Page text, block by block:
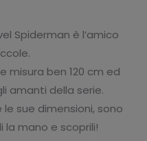
Spiderman è l’amico
misura ben 120 cm ed
amanti della serie.
sue dimensioni, sono
la mano e scoprili!